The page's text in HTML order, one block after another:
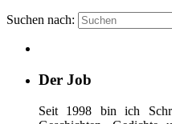
Suchen nach:
Der Job
Seit 1998 bin ich